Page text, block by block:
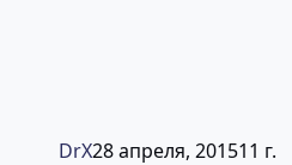
DrX28 апреля, 201511 г.